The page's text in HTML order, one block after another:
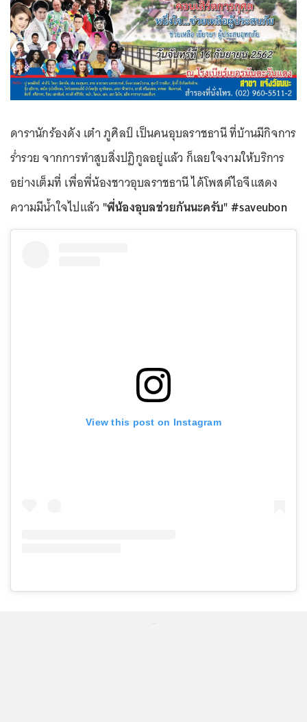
ดารานักร้องดัง เต๋า ภูศิลป์ เป็นคนอุบลราชธานี ที่บ้านมีกิจการ
ร่ำรวย จากการทำสูบสิ่งปฏิกูลอยู่แล้ว ก็เลยใจงามให้บริการ
อย่างเต็มที่ เพื่อพี่น้องชาวอุบลราชธานี ได้โพสต์ไอจีแสดง
ความมีน้ำใจไปแล้ว "พี่น้องอุบลช่วยกันนะครับ" #saveubon
View this post on Instagram